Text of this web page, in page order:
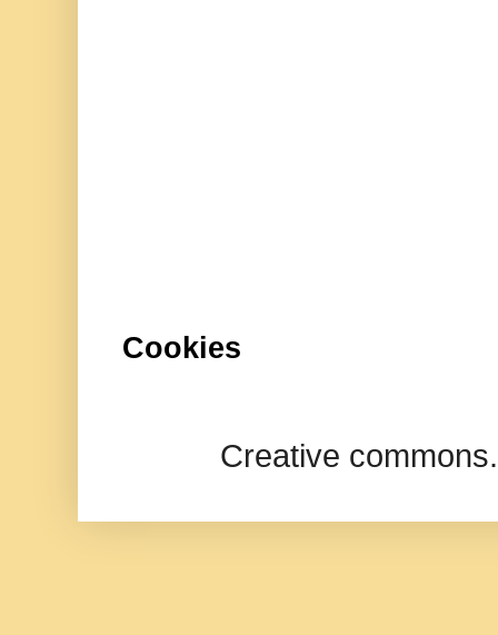
Cookies
Creative